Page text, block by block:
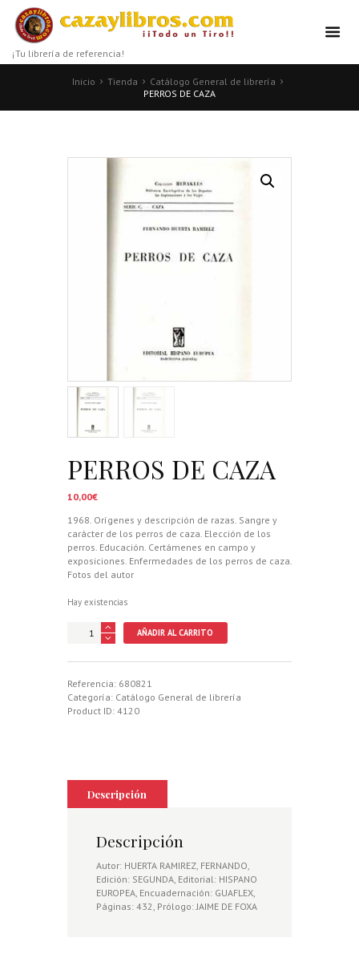
¡Tu librería de referencia!
Inicio Tienda
Catálogo General de librería
PERROS DE CAZA
PERROS DE CAZA
10,00€
1968. Orígenes y descripción de razas. Sangre y
carácter de los perros de caza. Elección de los
perros. Educación. Certámenes en campo y
exposiciones. Enfermedades de los perros de caza.
Fotos del autor
Hay existencias
PERROS
AÑADIR AL CARRITO
Referencia: 680821
Categoría: Catálogo General de librería
Product ID: 4120
Descripción
Descripción
Autor: HUERTA RAMIREZ, FERNANDO,
Edición: SEGUNDA, Editorial: HISPANO
EUROPEA, Encuadernación: GUAFLEX,
Páginas: 432, Prólogo: JAIME DE FOXA